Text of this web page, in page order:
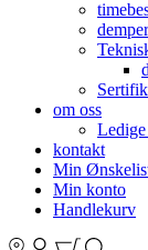
om oss
kontakt
Min
Min konto
Handlekurv